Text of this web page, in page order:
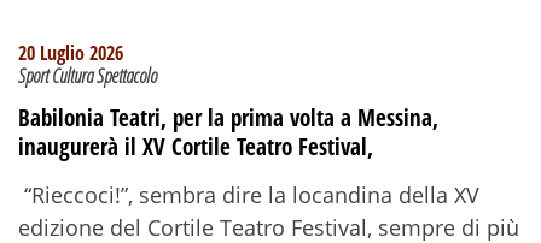
20 Luglio 2026
Sport Cultura Spettacolo
Babilonia Teatri, per la prima volta a Messina,
inaugurerà il XV Cortile Teatro Festival,
“Rieccoci!”, sembra dire la locandina della XV
edizione del Cortile Teatro Festival, sempre di più